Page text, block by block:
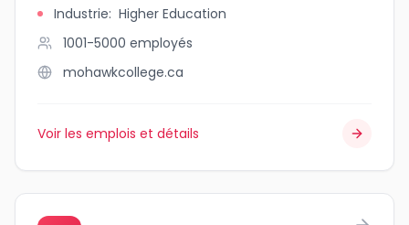
Industrie: Higher Education
1001-5000 employés
mohawkcollege.ca
Voir les emplois et détails